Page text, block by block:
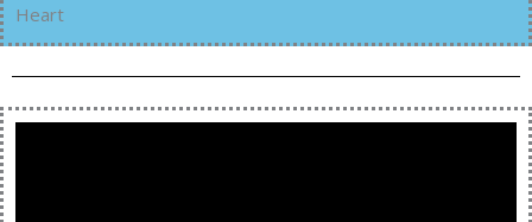
Heart